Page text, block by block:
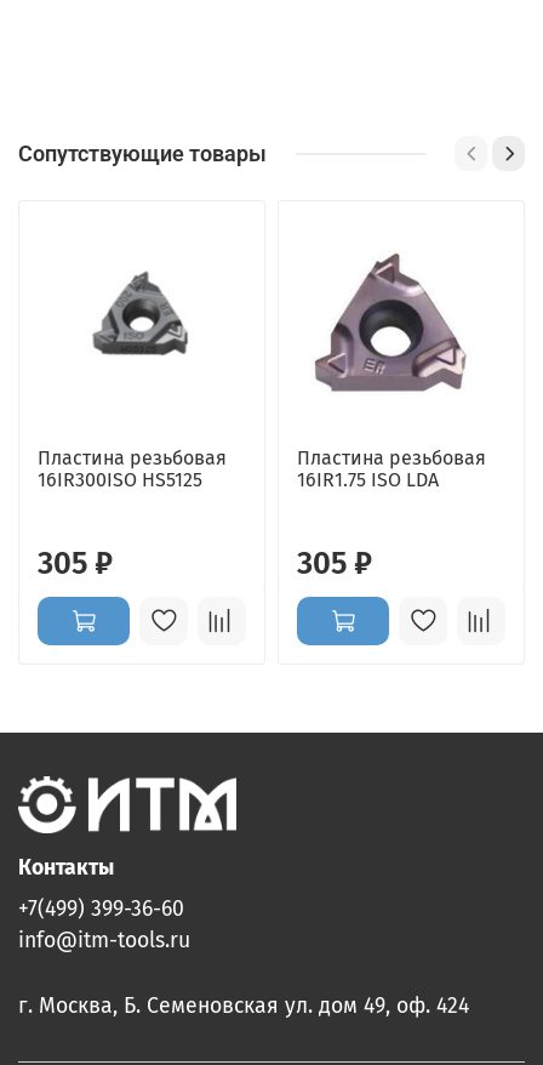
Сопутствующие товары
Пластина резьбовая
16IR300ISO HS5125
305 ₽
Пластина резьбовая
16IR1.75 ISO LDA
305 ₽
Контакты
+7(499) 399-36-60
info@itm-tools.ru
г. Москва, Б. Семеновская ул. дом 49, оф. 424